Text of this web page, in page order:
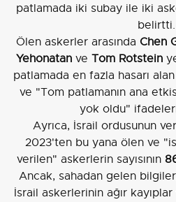
patlamada iki subay ile iki
belirtti.
Ölen askerler arasında Chen
Yehonatan ve Tom Rotstein
patlamada en fazla hasarı
ve "Tom patlamanın ana
yok oldu"
Ayrıca, İsrail ordusunun
2023'ten bu yana ölen ve
verilen" askerlerin sayısının
Ancak, sahadan gelen
İsrail askerlerinin ağır